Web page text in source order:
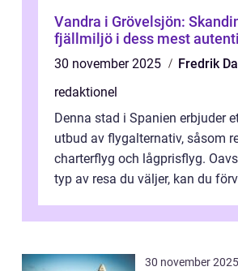
Vandra i Grövelsjön:
fjällmiljö i dess mest
30 november 2025
Fredrik
redaktionel
Denna stad i Spanien erbjuder
utbud av flygalternativ, såsom
charterflyg och lågprisflyg.
typ av resa du väljer, kan du
30 november 2025